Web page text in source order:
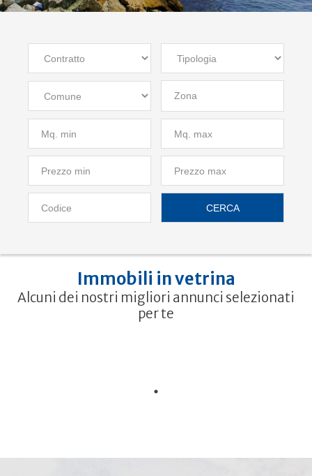
Zona
CERCA
Immobili in vetrina
Alcuni dei nostri migliori annunci selezionati
per te